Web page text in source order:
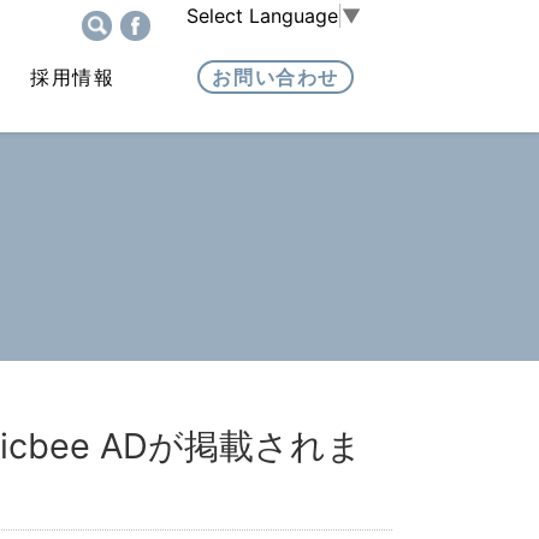
Select Language ▼
採用情報 お問い合わせ
ADが掲載されま